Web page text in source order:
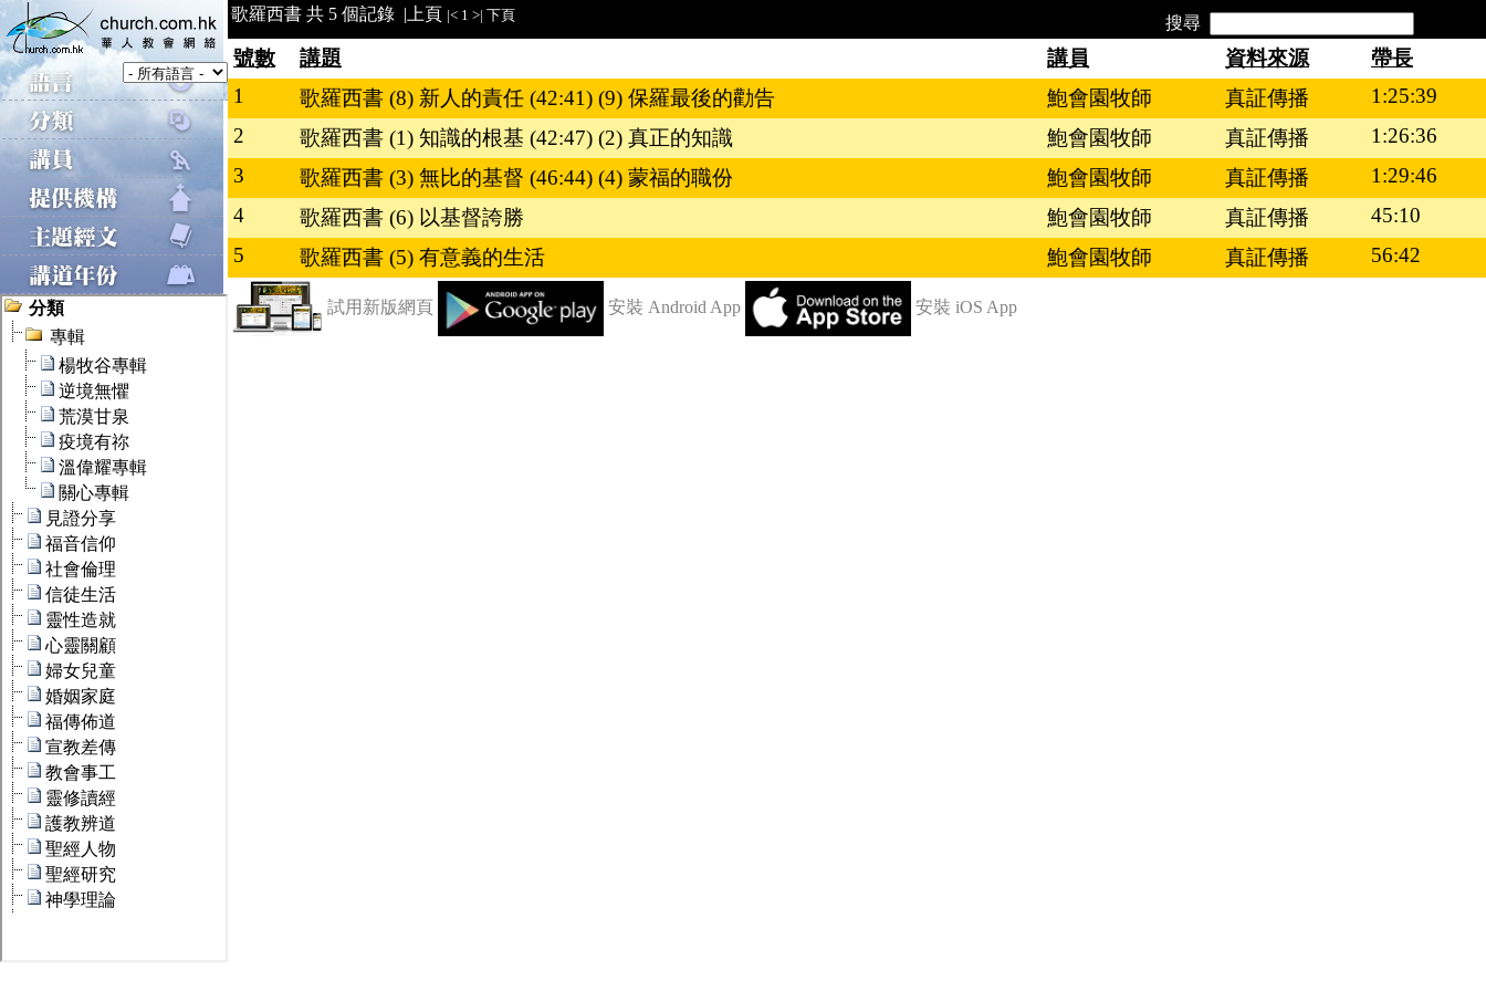
歌羅西書 共 5 個記錄 | 上頁 |< 1 >| 下頁 搜尋
號數 講題 講員 資料來源
帶長
1
歌羅西書 (8) 新人的責任 (42:41) (9) 保羅最後的勸告 鮑會園牧師 真証傳播
1:25:39
2
歌羅西書 (1) 知識的根基 (42:47) (2) 真正的知識 鮑會園牧師 真証傳播
1:26:36
3
歌羅西書 (3) 無比的基督 (46:44) (4) 蒙福的職份 鮑會園牧師 真証傳播
1:29:46
4
歌羅西書 (6) 以基督誇勝 鮑會園牧師 真証傳播
45:10
5
歌羅西書 (5) 有意義的生活 鮑會園牧師 真証傳播 56:42
試用新版網頁 安裝 Android App 安裝 iOS App